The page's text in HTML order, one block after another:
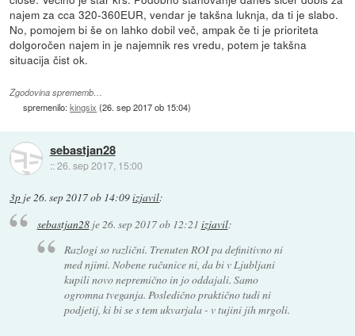
najem za cca 320-360EUR, vendar je takšna luknja, da ti je slabo.
No, pomojem bi še on lahko dobil več, ampak če ti je prioriteta
dolgoročen najem in je najemnik res vredu, potem je takšna
situacija čist ok.
Zgodovina sprememb…
spremenilo:kingsix (26. sep 2017 ob 15:04)
sebastjan28
::26. sep 2017, 15:00
3p je26. sep 2017 ob 14:09izjavil:
sebastjan28je 26. sep 2017 ob 12:21 izjavil:
Razlogi so različni. Trenuten ROI pa definitivno ni
med njimi. Nobene računice ni, da bi v Ljubljani
kupili novo nepremično in jo oddajali. Samo
ogromna tveganja. Posledično praktično tudi ni
podjetij, ki bi se s tem ukvarjala - v tujini jih mrgoli.